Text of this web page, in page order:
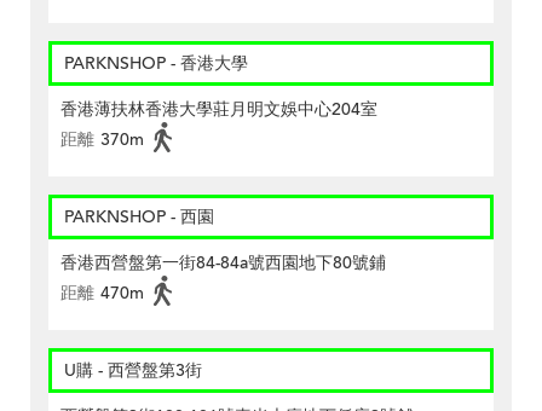
PARKNSHOP - 香港大學
香港薄扶林香港大學莊月明文娛中心204室
距離 370m
PARKNSHOP - 西園
香港西營盤第一街84-84a號西園地下80號鋪
距離 470m
U購 - 西營盤第3街